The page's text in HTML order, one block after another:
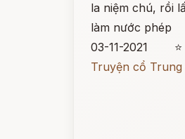
la niệm chú, rồi
làm nước phép
03-11-2021
Truyện cổ Trung